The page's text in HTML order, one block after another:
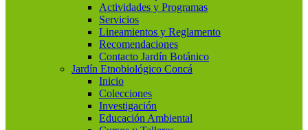
Actividades y Programas
Servicios
Lineamientos y Reglamento
Recomendaciones
Contacto Jardín Botánico
Jardín Etnobiológico Concá
Inicio
Colecciones
Investigación
Educación Ambiental